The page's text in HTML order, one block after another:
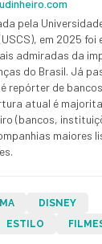
pela
em 2025 foi
admiradas da
do Brasil. Já
repórter de
atual é
(bancos,
maiores
DISNEY
ESTILO